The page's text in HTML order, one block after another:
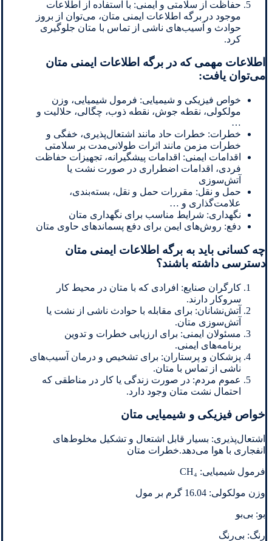
حفاظت از سلامتی و ایمنی: با استفاده از اطلاعات
موجود در برگه اطلاعات ایمنی متان، می‌توان از بروز
حوادث و آسیب‌های ناشی از تماس با متان جلوگیری
کرد.
اطلاعات مهمی که در برگه اطلاعات ایمنی متان
می‌توان یافت:
خواص فیزیکی و شیمیایی: فرمول شیمیایی، وزن
مولکولی، نقطه جوش، نقطه ذوب، چگالی، حلالیت و
…
خطرات: خطرات حاد مانند اشتعال‌پذیری، خفگی و
خطرات مزمن مانند اثرات طولانی‌مدت بر سلامتی
اقدامات ایمنی: اقدامات پیشگیرانه، تجهیزات حفاظت
فردی، اقدامات اضطراری در صورت نشت یا
آتش‌سوزی
حمل و نقل: مقررات حمل و نقل، بسته‌بندی،
علامت‌گذاری و …
نگهداری: شرایط مناسب برای نگهداری متان
دفع: روش‌های ایمن برای دفع پسماندهای حاوی متان
چه کسانی باید به برگه اطلاعات ایمنی متان
دسترسی داشته باشند؟
کارگران صنایع: افرادی که با متان در محیط کار
سروکار دارند.
آتش‌نشانان: برای مقابله با حوادث ناشی از نشت یا
آتش‌سوزی متان.
مسئولان ایمنی: برای ارزیابی خطرات و تدوین
برنامه‌های ایمنی.
پزشکان و پرستاران: برای تشخیص و درمان آسیب‌های
ناشی از تماس با متان.
عموم مردم: در صورت زندگی یا کار در مناطقی که
احتمال نشت متان وجود دارد.
خواص فیزیکی و شیمیایی متان
اشتعال‌پذیری: بسیار قابل اشتعال و تشکیل مخلوط‌های
انفجاری با هوا می‌دهد.خطرات متان
فرمول شیمیایی: CH₄
وزن مولکولی: 16.04 گرم بر مول
بو: بی‌بو
رنگ: بی‌رنگ